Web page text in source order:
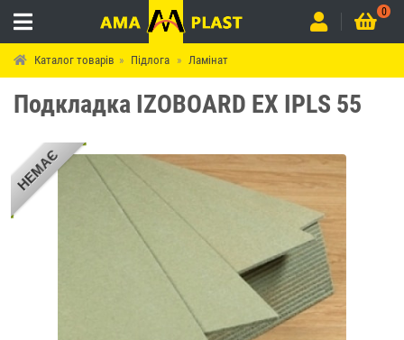
0
Каталог товарів Підлога Ламінат
Подкладка IZOBOARD EX IPLS 55
НЕМАЄ